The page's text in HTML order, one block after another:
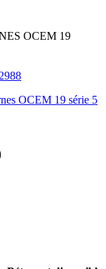
OCEM 19
OCEM 19 série 5